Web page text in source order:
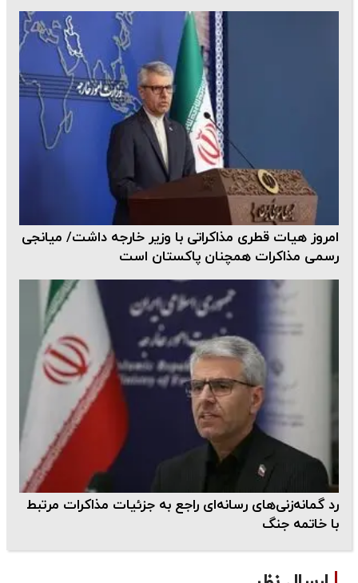
امروز هیات قطری مذاکراتی با وزیر خارجه داشت/ میانجی
رسمی مذاکرات همچنان پاکستان است
رد گمانه‌زنی‌های رسانه‌ای راجع به جزئیات مذاکرات مرتبط
با خاتمه جنگ